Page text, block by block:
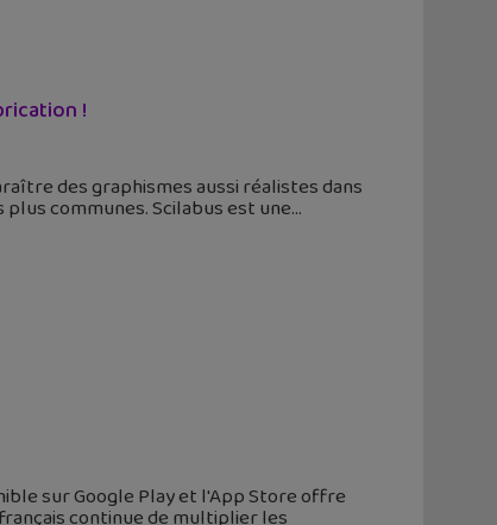
!
des graphismes aussi réalistes dans
communes. Scilabus est une
sur Google Play et l'App Store offre
continue de multiplier les